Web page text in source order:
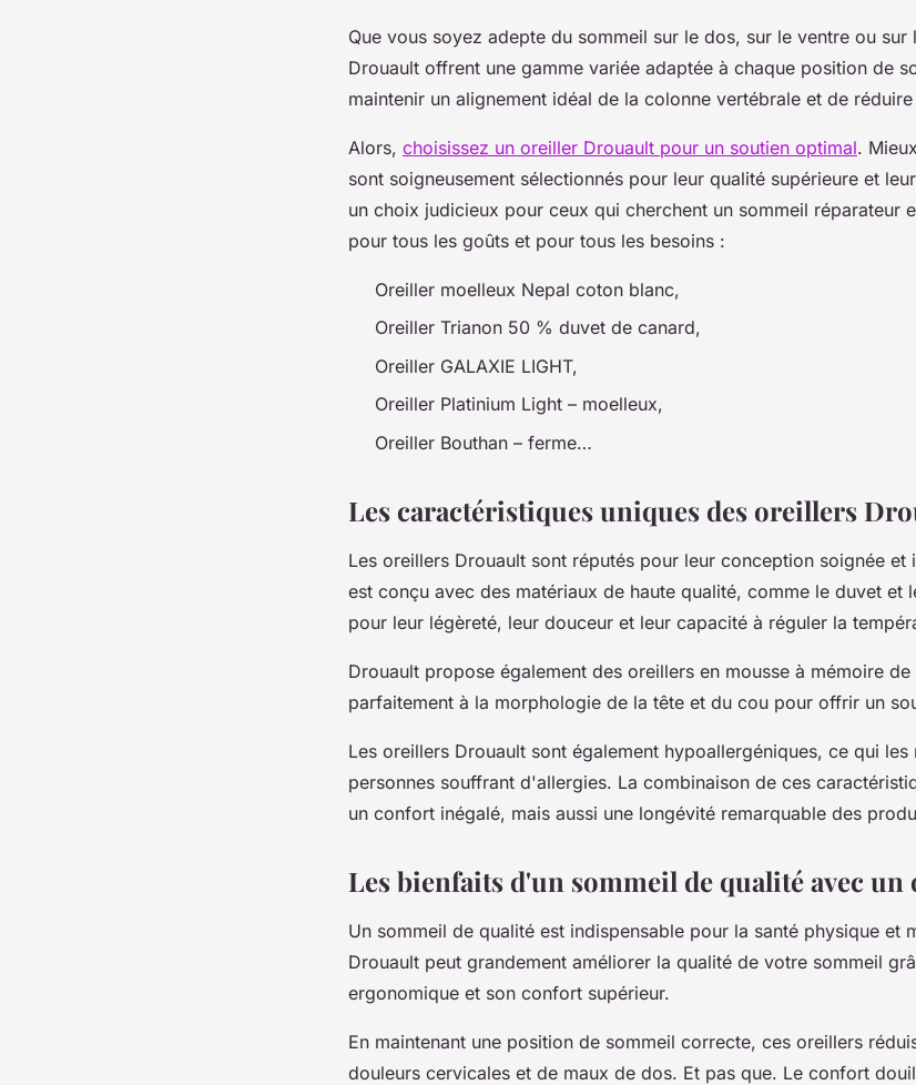
Que vous soyez adepte du sommeil sur le dos, sur le ventre ou
Drouault offrent une gamme variée adaptée à chaque position de
maintenir un alignement idéal de la colonne vertébrale et de
Alors, choisissez un oreiller Drouault pour un soutien optimal.
sont soigneusement sélectionnés pour leur qualité supérieure et
un choix judicieux pour ceux qui cherchent un sommeil réparateur
pour tous les goûts et pour tous les besoins :
Oreiller moelleux Nepal coton blanc,
Oreiller Trianon 50 % duvet de canard,
Oreiller GALAXIE LIGHT,
Oreiller Platinium Light – moelleux,
Oreiller Bouthan – ferme…
Les caractéristiques uniques des oreillers
Les oreillers Drouault sont réputés pour leur conception soignée et
est conçu avec des matériaux de haute qualité, comme le duvet et
pour leur légèreté, leur douceur et leur capacité à réguler la
Drouault propose également des oreillers en mousse à mémoire
parfaitement à la morphologie de la tête et du cou pour offrir un
Les oreillers Drouault sont également hypoallergéniques, ce qui
personnes souffrant d'allergies. La combinaison de ces
un confort inégalé, mais aussi une longévité remarquable des
Les bienfaits d'un sommeil de qualité avec
Un sommeil de qualité est indispensable pour la santé physique et
Drouault peut grandement améliorer la qualité de votre sommeil
ergonomique et son confort supérieur.
En maintenant une position de sommeil correcte, ces oreillers
douleurs cervicales et de maux de dos. Et pas que. Le confort